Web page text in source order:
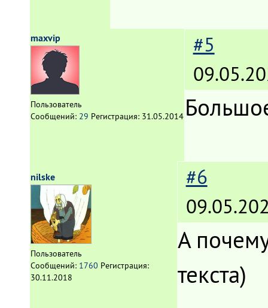
maxvip
Пользователь
Сообщений: 29 Регистрация: 31.05.2014
#5
nilske
Пользователь
Сообщений: 1760 Регистрация:
30.11.2018
#6
А
текста)